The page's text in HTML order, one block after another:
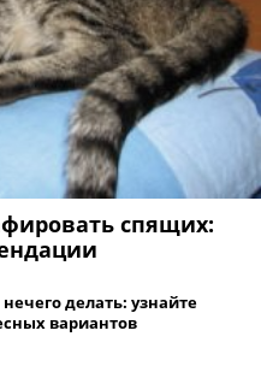
спящих:
делать: узнайте
вариантов